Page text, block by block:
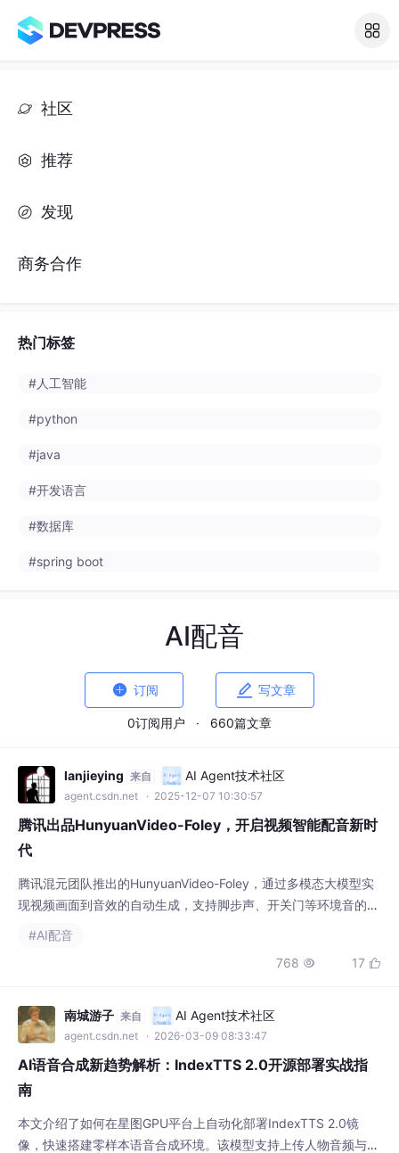
社区
推荐
发现
商务合作
热门标签
#人工智能
#python
#java
#开发语言
#数据库
#spring boot
AI配音
 订阅  写文章
0订阅用户 · 660篇文章
lanjieying 来自 AI Agent技术社区
agent.csdn.net · 2025-12-07 10:30:57
腾讯出品HunyuanVideo-Foley，开启视频智能配音新时
代
腾讯混元团队推出的HunyuanVideo-Foley，通过多模态大模型实
现视频画面到音效的自动生成，支持脚步声、开关门等环境音的精
准匹配与风格化输出，具备帧级同步、动态混音能力，显著提升内
#AI配音
768  17 
南城游子 来自 AI Agent技术社区
agent.csdn.net · 2026-03-09 08:33:47
AI语音合成新趋势解析：IndexTTS 2.0开源部署实战指
南
本文介绍了如何在星图GPU平台上自动化部署IndexTTS 2.0镜
像，快速搭建零样本语音合成环境。该模型支持上传人物音频与文